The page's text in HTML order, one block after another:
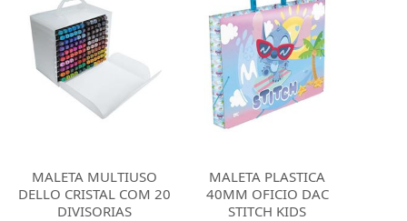
MALETA MULTIUSO
DELLO CRISTAL COM 20
DIVISORIAS
MALETA PLASTICA
40MM OFICIO DAC
STITCH KIDS